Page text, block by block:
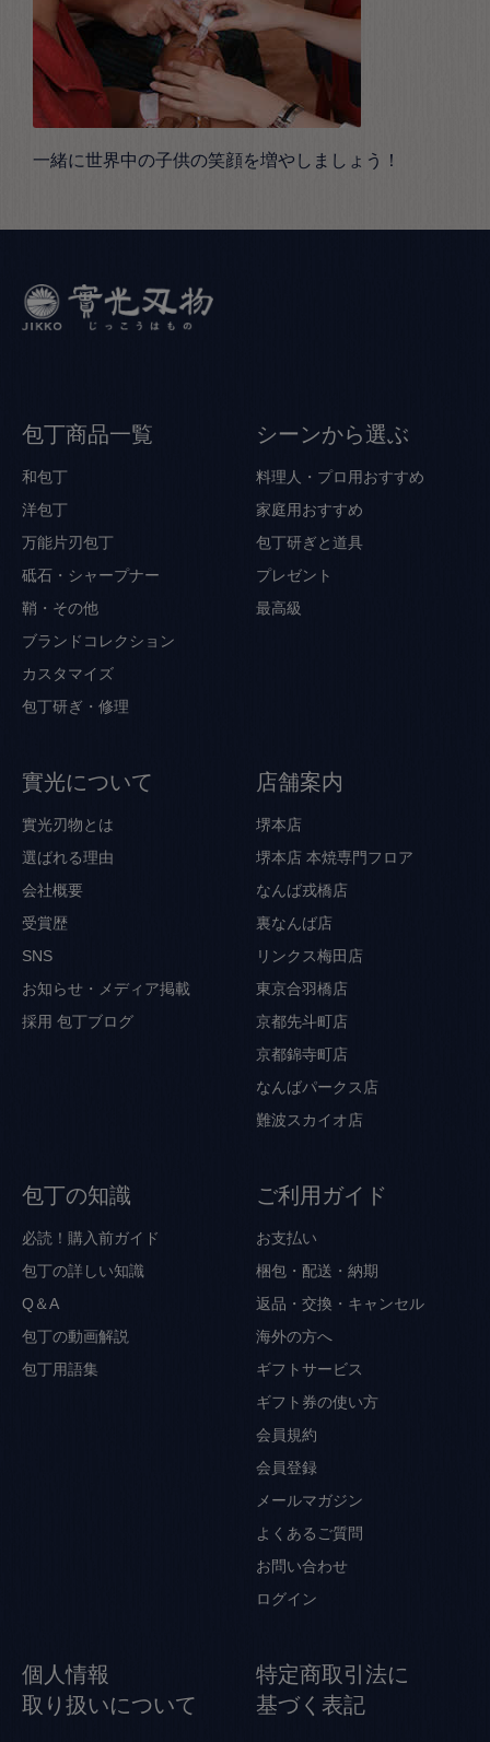
一緒に世界中の子供の笑顔を増やしましょう！
包丁商品一覧
和包丁
洋包丁
万能片刃包丁
砥石・シャープナー
鞘・その他
ブランドコレクション
カスタマイズ
包丁研ぎ・修理
シーンから選ぶ
料理人・プロ用おすすめ
家庭用おすすめ
包丁研ぎと道具
プレゼント
最高級
實光について
實光刃物とは
選ばれる理由
会社概要
受賞歴
SNS
お知らせ・メディア掲載
採用 包丁ブログ
店舗案内
堺本店
堺本店 本焼専門フロア
なんば戎橋店
裏なんば店
リンクス梅田店
東京合羽橋店
京都先斗町店
京都錦寺町店
なんばパークス店
難波スカイオ店
包丁の知識
必読！購入前ガイド
包丁の詳しい知識
Q＆A
包丁の動画解説
包丁用語集
ご利用ガイド
お支払い
梱包・配送・納期
返品・交換・キャンセル
海外の方へ
ギフトサービス
ギフト券の使い方
会員規約
会員登録
メールマガジン
よくあるご質問
お問い合わせ
ログイン
個人情報
取り扱いについて
特定商取引法に
基づく表記